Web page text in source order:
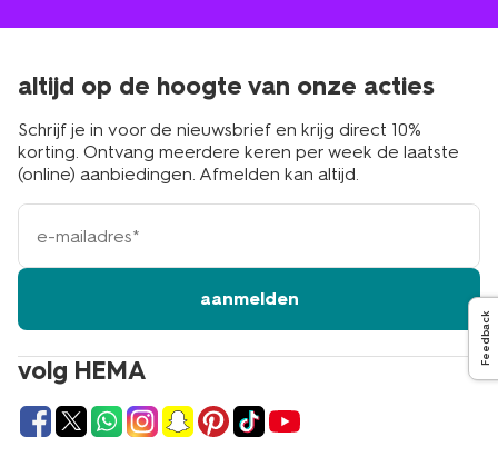
volg HEMA
altijd op de hoogte van onze acties
Schrijf je in voor de nieuwsbrief en krijg direct 10%
korting. Ontvang meerdere keren per week de laatste
(online) aanbiedingen. Afmelden kan altijd.
e-
mailadres
aanmelden
Feedback